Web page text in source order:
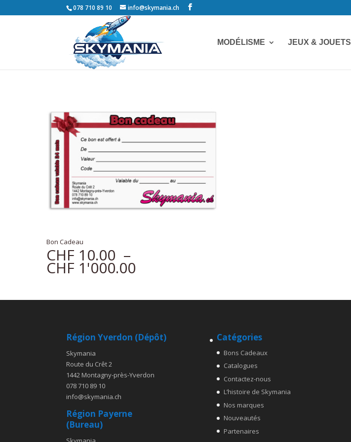
078 710 89 10 info@skymania.ch
MODÉLISME JEUX & JOUETS
Bon Cadeau
CHF 10.00 –
CHF 1'000.00
CHF 10.00
CHF 1'000.00
Région Yverdon (Dépôt)
Skymania
Route du Crêt 2
1442 Montagny-près-Yverdon
078 710 89 10
info@skymania.ch
Région Payerne
(Bureau)
Catégories
Bons Cadeaux
Catalogues
Contactez-nous
L’histoire de Skymania
Nos marques
Nouveautés
Partenaires